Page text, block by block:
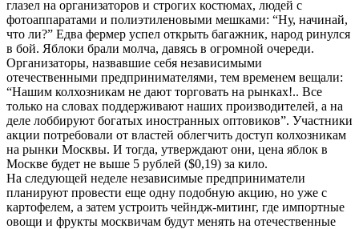
глазел на организаторов и строгих костюмах, людей с
фотоаппаратами и полиэтиленовыми мешками: “Ну, начинай,
что ли?” Едва фермер успел открыть багажник, народ ринулся
в бой. Яблоки брали молча, давясь в огромной очереди.
Организаторы, назвавшие себя независимыми
отечественными предпринимателями, тем временем вещали:
“Нашим колхозникам не дают торговать на рынках!.. Все
только на словах поддерживают наших производителей, а на
деле лоббируют богатых иностранных оптовиков”. Участники
акции потребовали от властей облегчить доступ колхозникам
на рынки Москвы. И тогда, утверждают они, цена яблок в
Москве будет не выше 5 рублей ($0,19) за кило.
На следующей неделе независимые предприниматели
планируют провести еще одну подобную акцию, но уже с
картофелем, а затем устроить чейндж-митинг, где импортные
овощи и фрукты москвичам будут менять на отечественные